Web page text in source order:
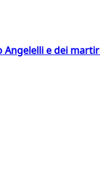
e dei